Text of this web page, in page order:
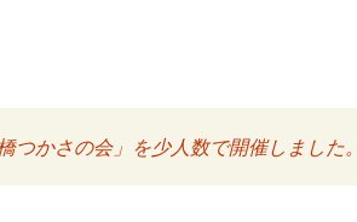
橋つかさの会」を少人数で開催しました。